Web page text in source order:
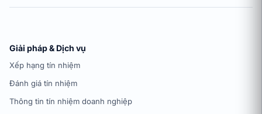
Giải pháp & Dịch vụ
Xếp hạng tín nhiệm
Đánh giá tín nhiệm
Thông tin tín nhiệm doanh nghiệp